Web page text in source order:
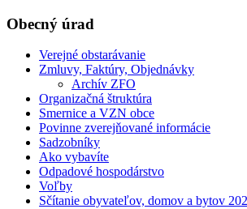
Obecný úrad
Verejné obstarávanie
Zmluvy, Faktúry, Objednávky
Archív ZFO
Organizačná štruktúra
Smernice a VZN obce
Povinne zverejňované informácie
Sadzobníky
Ako vybavíte
Odpadové hospodárstvo
Voľby
Sčítanie obyvateľov, domov a bytov